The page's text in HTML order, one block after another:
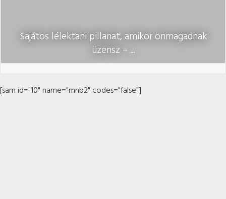
Sajátos lélektani pillanat, amikor önmagadnak
üzensz – ...
[sam id="10" name="mnb2" codes="false"]